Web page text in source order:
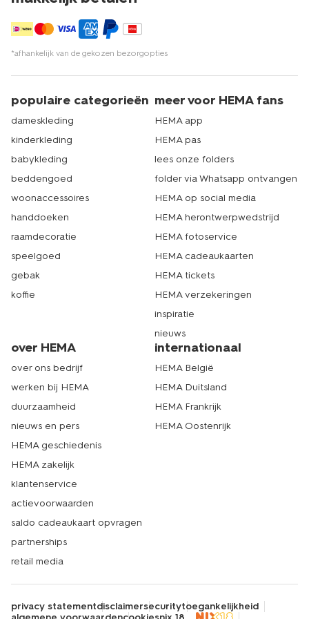
bestel je boxershort voor dames via
hema.nl
badpakkentot pyjama's. Je vindt het allemaal in ons
ruime assortiment. Bestellen gaat eenvoudig online. Je
vult je winkelmandje, rekent af en voordat je het weet
staat de bezorger al bij jou op de stoep. Kom je liever
deuren staan altijd voor je open! Echt HEMA.
*afhankelijk van de gekozen bezorgopties
populaire categorieën
dameskleding
kinderkleding
babykleding
beddengoed
woonaccessoires
handdoeken
raamdecoratie
speelgoed
gebak
koffie
meer voor HEMA fans
HEMA app
HEMA pas
lees onze folders
folder via Whatsapp ontvangen
HEMA op social media
HEMA herontwerpwedstrijd
HEMA fotoservice
HEMA cadeaukaarten
HEMA tickets
HEMA verzekeringen
inspiratie
nieuws
over HEMA
over ons bedrijf
werken bij HEMA
duurzaamheid
nieuws en pers
HEMA geschiedenis
HEMA zakelijk
klantenservice
actievoorwaarden
saldo cadeaukaart opvragen
partnerships
retail media
internationaal
HEMA België
HEMA Duitsland
HEMA Frankrijk
HEMA Oostenrijk
privacy statementdisclaimersecuritytoegankelijkheid